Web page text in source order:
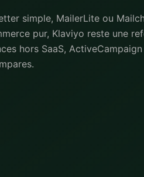
simple, MailerLite ou
pur, Klaviyo reste une
hors SaaS,